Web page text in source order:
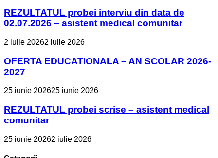
REZULTATUL probei interviu din data de
02.07.2026 – asistent medical comunitar
2 iulie 20262 iulie 2026
OFERTA EDUCATIONALA – AN SCOLAR 2026-
2027
25 iunie 202625 iunie 2026
REZULTATUL probei scrise – asistent medical
comunitar
25 iunie 20262 iulie 2026